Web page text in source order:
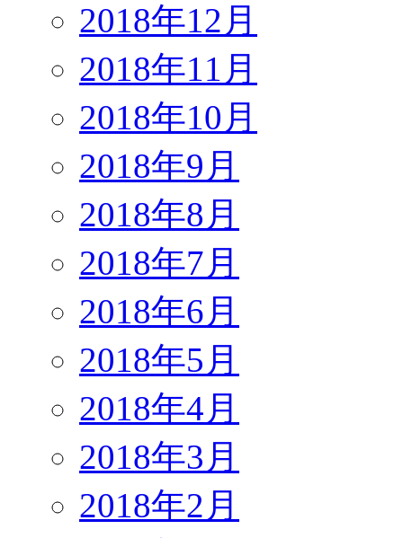
2018年12月
2018年11月
2018年10月
2018年9月
2018年8月
2018年7月
2018年6月
2018年5月
2018年4月
2018年3月
2018年2月